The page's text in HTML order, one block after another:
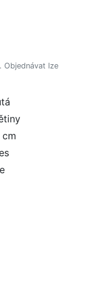
Objednávat lze